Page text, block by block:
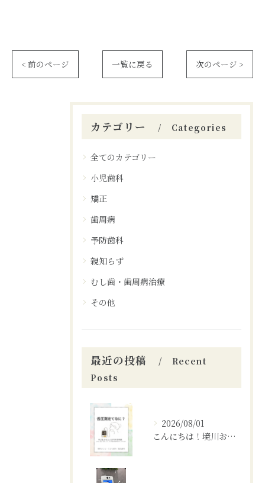
< 前のページ 一覧に戻る 次のページ >
カテゴリー Categories
全てのカテゴリー
小児歯科
矯正
歯周病
予防歯科
親知らず
むし歯・歯周病治療
その他
最近の投稿
Recent
Posts
2026/08/01
こんにちは！境川おとなこども歯科矯正歯科です！✨